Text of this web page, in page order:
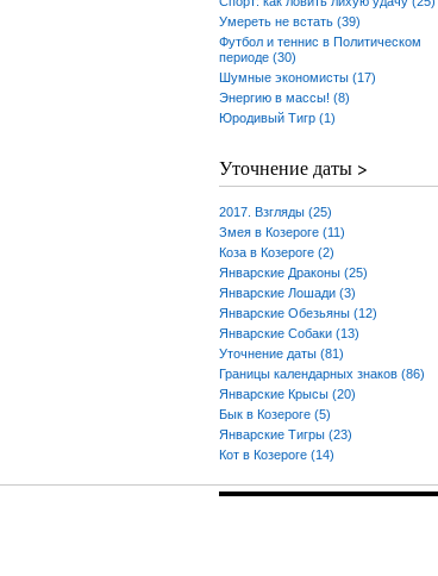
Умереть не встать (39)
Футбол и теннис в Политическом
периоде (30)
Шумные экономисты (17)
Энергию в массы! (8)
Юродивый Тигр (1)
Уточнение даты >
2017. Взгляды (25)
Змея в Козероге (11)
Коза в Козероге (2)
Январские Драконы (25)
Январские Лошади (3)
Январские Обезьяны (12)
Январские Собаки (13)
Уточнение даты (81)
Границы календарных знаков (86)
Январские Крысы (20)
Бык в Козероге (5)
Январские Тигры (23)
Кот в Козероге (14)